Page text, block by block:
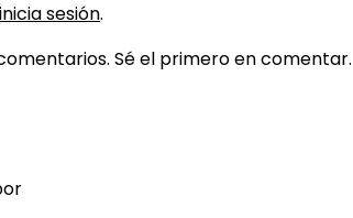
inicia sesión.
Sé el primero en comentar.